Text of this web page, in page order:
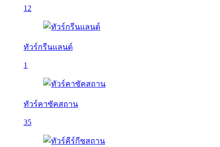
12
ทัวร์กรีนแลนด์
1
ทัวร์คาซัคสถาน
35